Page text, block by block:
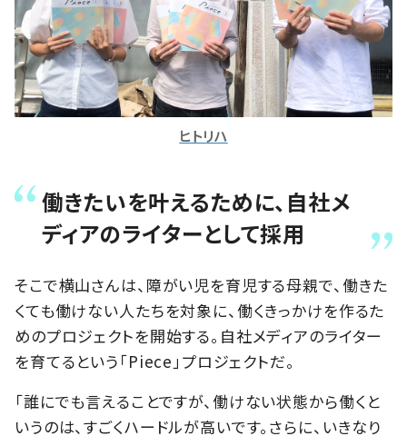
ヒトリハ
働きたいを叶えるために、自社メ
ディアのライターとして採用
そこで横山さんは、障がい児を育児する母親で、働きた
くても働けない人たちを対象に、働くきっかけを作るた
めのプロジェクトを開始する。自社メディアのライター
を育てるという「Piece」プロジェクトだ。
「誰にでも言えることですが、働けない状態から働くと
いうのは、すごくハードルが高いです。さらに、いきなり